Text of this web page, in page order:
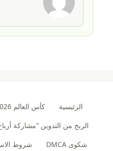
الرئيسية كأس العالم 2026
الربح من التدوين “مشاركة
شكوى DMCA
شروط